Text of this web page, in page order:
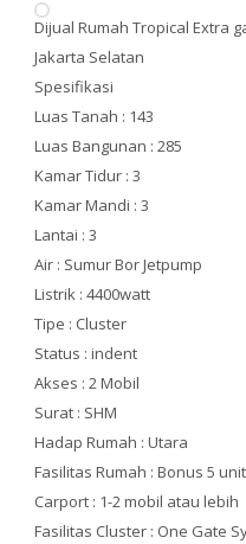
Dijual Rumah Tropical Extra
Jakarta Selatan
Spesifikasi
Luas Tanah : 143
Luas Bangunan : 285
Kamar Tidur : 3
Kamar Mandi : 3
Lantai : 3
Air : Sumur Bor Jetpump
Listrik : 4400watt
Tipe : Cluster
Status : indent
Akses : 2 Mobil
Surat : SHM
Hadap Rumah : Utara
Fasilitas Rumah : Bonus 5
Carport : 1-2 mobil atau lebih
Fasilitas Cluster : One Gate